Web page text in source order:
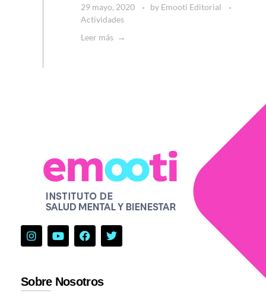
29 mayo, 2020 by Emooti Editorial
Actividades
Leer más
Sobre Nosotros